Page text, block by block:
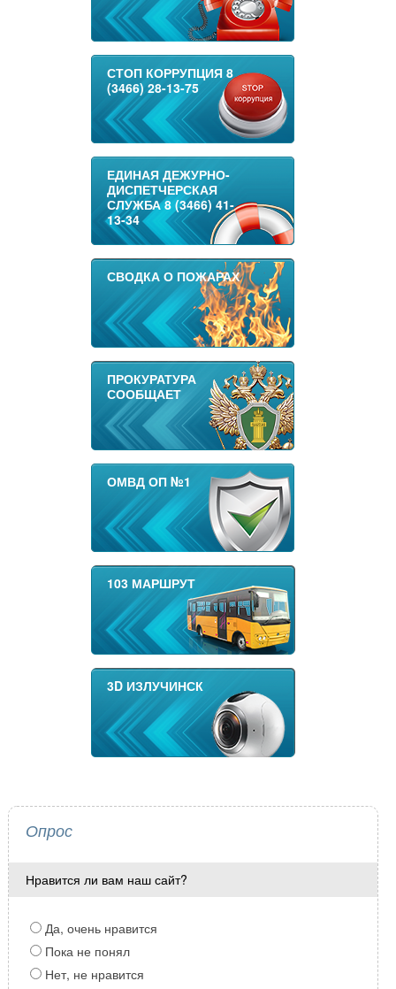
СТОП КОРРУПЦИЯ 8
(3466) 28-13-75
ЕДИНАЯ ДЕЖУРНО-
ДИСПЕТЧЕРСКАЯ
СЛУЖБА 8 (3466) 41-
13-34
СВОДКА О ПОЖАРАХ
ПРОКУРАТУРА
СООБЩАЕТ
ОМВД ОП №1
103 МАРШРУТ
3D ИЗЛУЧИНСК
Опрос
Нравится ли вам наш сайт?
Да, очень нравится
Пока не понял
Нет, не нравится